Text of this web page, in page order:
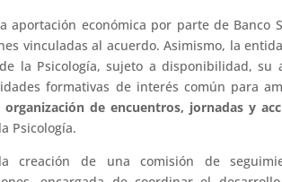
aportación económica por parte de Banco
vinculadas al acuerdo. Asimismo, la
la Psicología, sujeto a disponibilidad, su
formativas de interés común para
organización de encuentros, jornadas y
Psicología.
creación de una comisión de